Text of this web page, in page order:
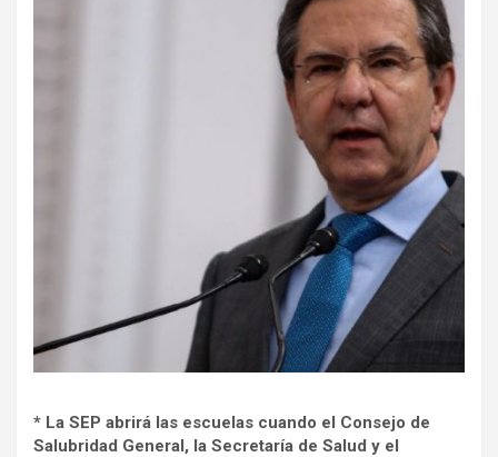
* La SEP abrirá las escuelas cuando el Consejo de
Salubridad General, la Secretaría de Salud y el